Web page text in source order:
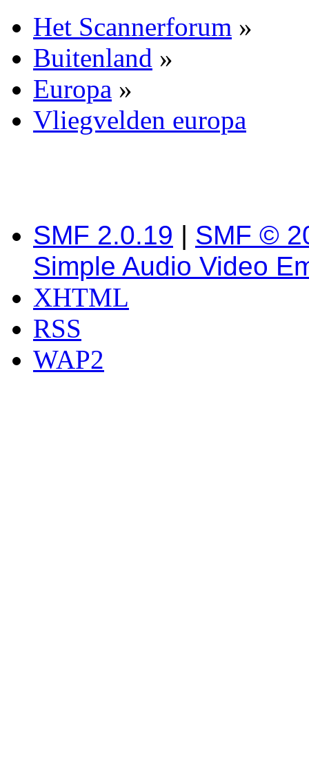
Het Scannerforum »
Buitenland »
Europa »
Vliegvelden europa
SMF 2.0.19 | SMF ©
Simple Audio Video
XHTML
RSS
WAP2